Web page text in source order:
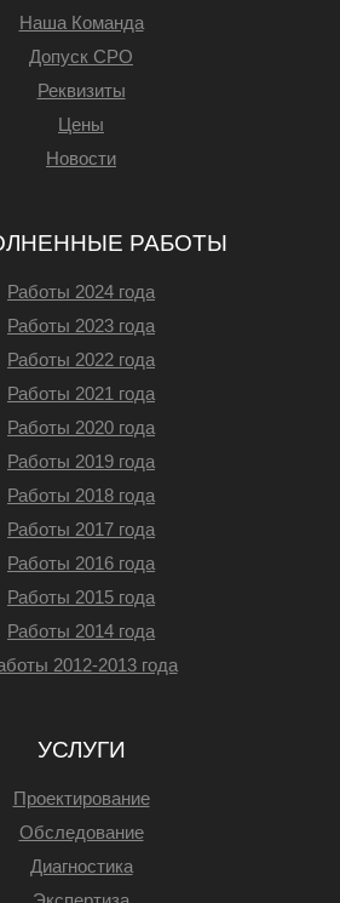
Наша Команда
Допуск СРО
Реквизиты
Цены
Новости
РАБОТЫ
Работы 2024 года
Работы 2023 года
Работы 2022 года
Работы 2021 года
Работы 2020 года
Работы 2019 года
Работы 2018 года
Работы 2017 года
Работы 2016 года
Работы 2015 года
Работы 2014 года
2012-2013 года
УСЛУГИ
Проектирование
Обследование
Диагностика